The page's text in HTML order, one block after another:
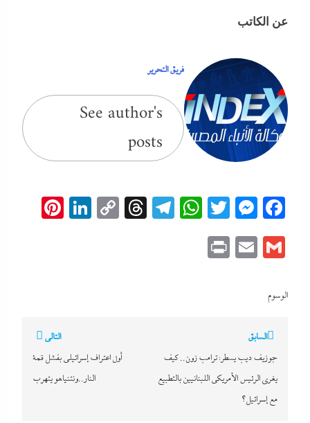
عن الكاتب
فريق التحرير
See author's
posts
Facebook
Messenger
Twitter
WhatsApp
Telegram
Threads
Copy
Gmail
Email
الوسوم
تصفّح
المقالات
السابق
جوزيف ديب يسطر: ترامب زون.. كيف
يغرى الرئيس الأمريكي اللبنانيين بالتطبيع
مع إسرائيل؟
التالي
أول اعتراف إسرائيلى بفشل قمة
النار..ونتنياهو يتهرب